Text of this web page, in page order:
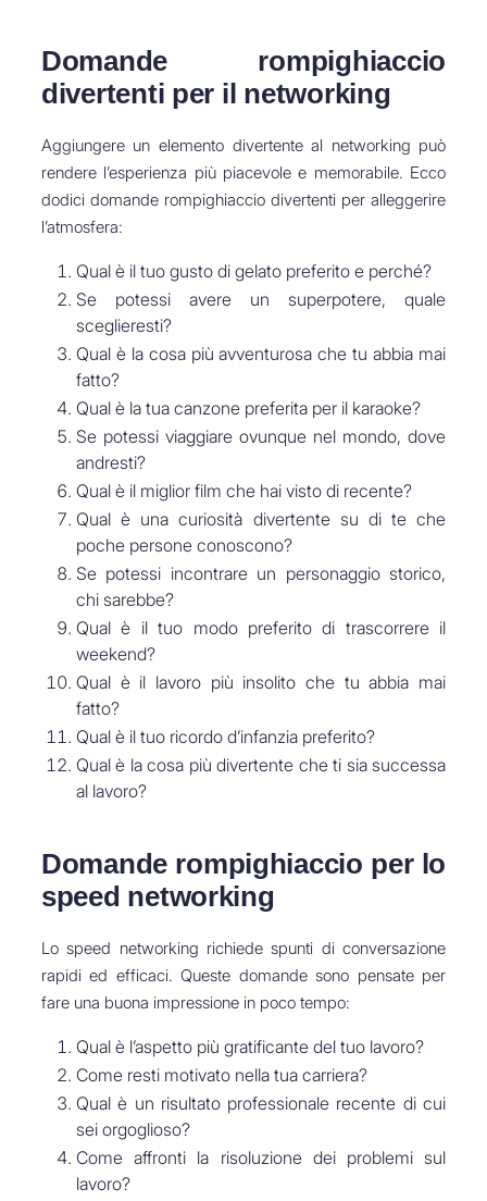
Domande rompighiaccio
divertenti per il networking
Aggiungere un elemento divertente al networking può
rendere l’esperienza più piacevole e memorabile. Ecco
dodici domande rompighiaccio divertenti per alleggerire
l’atmosfera:
Qual è il tuo gusto di gelato preferito e perché?
Se potessi avere un superpotere, quale
sceglieresti?
Qual è la cosa più avventurosa che tu abbia mai
fatto?
Qual è la tua canzone preferita per il karaoke?
Se potessi viaggiare ovunque nel mondo, dove
andresti?
Qual è il miglior film che hai visto di recente?
Qual è una curiosità divertente su di te che
poche persone conoscono?
Se potessi incontrare un personaggio storico,
chi sarebbe?
Qual è il tuo modo preferito di trascorrere il
weekend?
Qual è il lavoro più insolito che tu abbia mai
fatto?
Qual è il tuo ricordo d’infanzia preferito?
Qual è la cosa più divertente che ti sia successa
al lavoro?
Domande rompighiaccio per lo
speed networking
Lo speed networking richiede spunti di conversazione
rapidi ed efficaci. Queste domande sono pensate per
fare una buona impressione in poco tempo:
Qual è l’aspetto più gratificante del tuo lavoro?
Come resti motivato nella tua carriera?
Qual è un risultato professionale recente di cui
sei orgoglioso?
Come affronti la risoluzione dei problemi sul
lavoro?